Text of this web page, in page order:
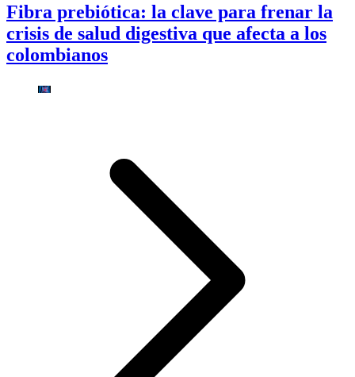
Fibra prebiótica: la clave para frenar la
crisis de salud digestiva que afecta a los
colombianos